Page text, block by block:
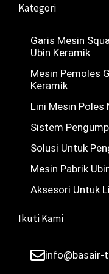
Kategori
Garis Mesin
Ubin Keramik
Mesin Pemoles
Keramik
Lini Mesin Poles
Sistem
Solusi Untuk
Mesin Pabrik
Aksesori Untuk
Ikuti Kami
info@basair-